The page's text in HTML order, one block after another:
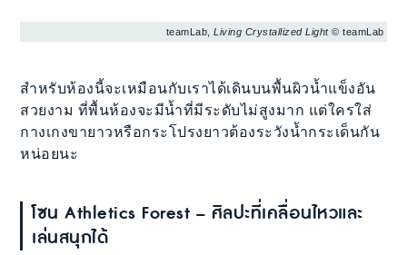
teamLab,Living Crystallized Light© teamLab
สำหรับห้องนี้จะเหมือนกับเราได้เดินบนพื้นผิวน้ำแข็งอัน
สวยงาม ที่พื้นห้องจะมีน้ำที่มีระดับไม่สูงมาก แต่ใครใส่
กางเกงขายาวหรือกระโปรงยาวต้องระวังน้ำกระเด็นกัน
หน่อยนะ
โซน Athletics Forest – ศิลปะที่เคลื่อนไหวและ
เล่นสนุกได้